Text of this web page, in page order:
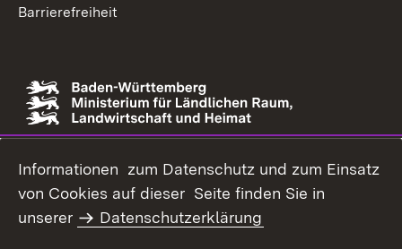
Link zur Website des Ministeriums
Barrierefreiheit
Informationen zum Datenschutz und zum Einsatz
von Cookies auf dieser Seite finden Sie in
unserer
Datenschutzerklärung